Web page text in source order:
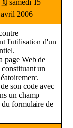
🗓 samedi 15
avril 2006
l'utilisation d'un
page Web de
un
son code avec
un champ
du formulaire de